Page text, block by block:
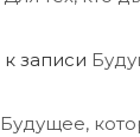
к записи
Будущее,